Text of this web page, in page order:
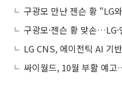
구광모·젠슨 황 맞손